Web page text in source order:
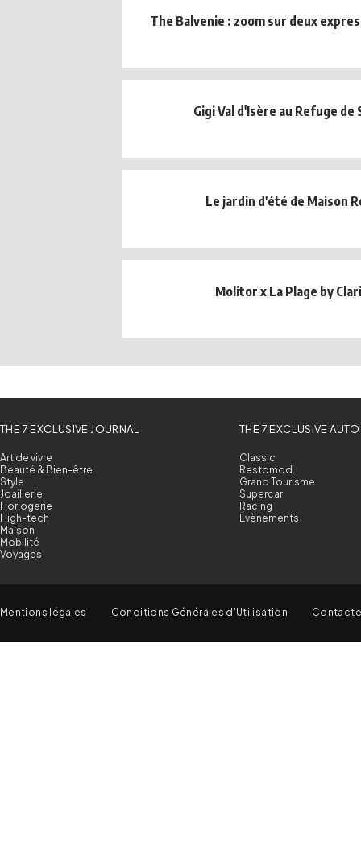
The Balvenie : zoom sur deux
Gigi Val d'Isère au Refuge de
Le jardin d'été de Maison
Molitor x La Plage by
THE 7 EXCLUSIVE JOURNAL
Art de vivre
Beauté & Bien-être
Style
Joaillerie
Horlogerie
High-tech
Maison
Mobilité
Voyages
THE 7 EXCLUSIVE AUTO
Classic
Restomod
Grand Tourisme
Supercar
Racing
Évènements
Mentions légales Conditions Générales d'Utilisation